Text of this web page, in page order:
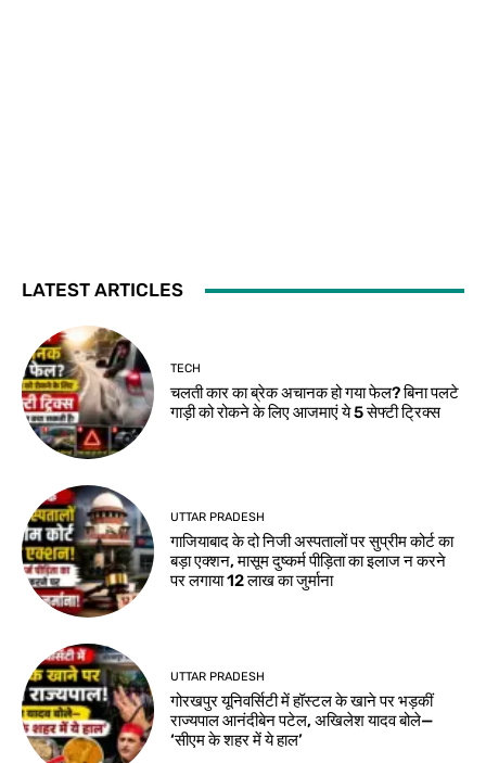
LATEST ARTICLES
TECH
चलती कार का ब्रेक अचानक हो गया फेल? बिना पलटे
गाड़ी को रोकने के लिए आजमाएं ये 5 सेफ्टी ट्रिक्स
UTTAR PRADESH
गाजियाबाद के दो निजी अस्पतालों पर सुप्रीम कोर्ट का
बड़ा एक्शन, मासूम दुष्कर्म पीड़िता का इलाज न करने
पर लगाया 12 लाख का जुर्माना
UTTAR PRADESH
गोरखपुर यूनिवर्सिटी में हॉस्टल के खाने पर भड़कीं
राज्यपाल आनंदीबेन पटेल, अखिलेश यादव बोले—
‘सीएम के शहर में ये हाल’